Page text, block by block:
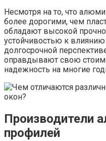
Несмотря на то, что
более дорогими, чем
обладают высокой
устойчивостью к
долгосрочной
оправдывают свою
надежность на многие
Производители
профилей